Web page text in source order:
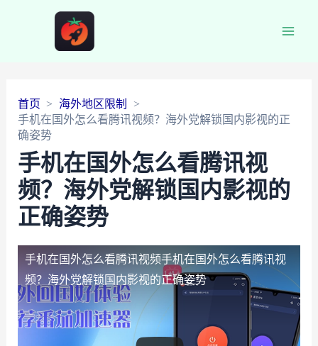
首页
海外地区限制
手机在国外怎么看腾讯视频？海外党解锁国内影视的正
确姿势
手机在国外怎么看腾讯视
频？海外党解锁国内影视的
正确姿势
手机在国外怎么看腾讯视频手机在国外怎么看腾讯视
频？海外党解锁国内影视的正确姿势